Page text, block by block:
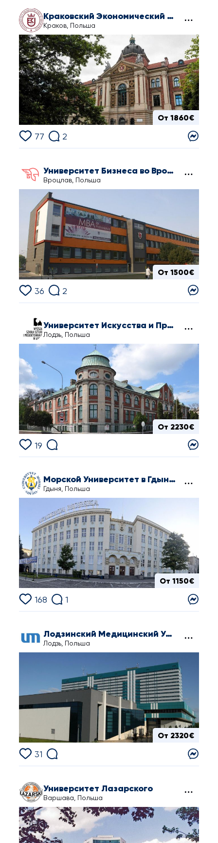
Краковский Экономический Университет
Краков, Польша
От 1860€
77 2
Университет Бизнеса во Вроцлаве
Вроцлав, Польша
От 1500€
36 2
Университет Искусства и Проектирования в Лодзи
Лодзь, Польша
От 2230€
19
Морской Университет в Гдыне (Морская Академия в Гдыне)
Гдыня, Польша
От 1150€
168 1
Лодзинский Медицинский Университет
Лодзь, Польша
От 2320€
31
Университет Лазарского
Варшава, Польша